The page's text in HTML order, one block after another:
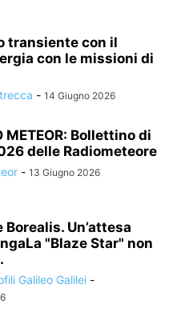
transiente con il
con le missioni di
- 14 Giugno 2026
METEOR: Bollettino di
delle Radiometeore
- 13 Giugno 2026
Borealis. Un’attesa
"Blaze Star" non
Galileo Galilei -